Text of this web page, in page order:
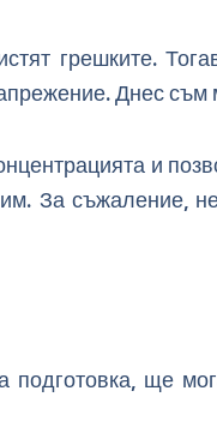
грешките.
Днес съм
и
За съжаление,
ще